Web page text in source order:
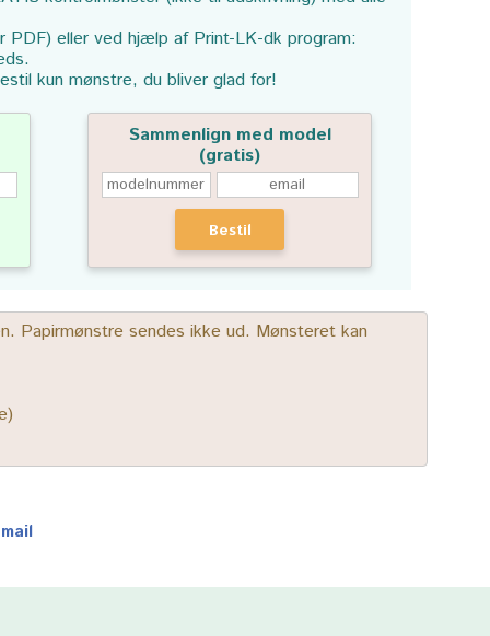
eller ved hjælp af Print-LK-dk program:
kun mønstre, du bliver glad for!
Sammenlign med model
(gratis)
Bestil
Papirmønstre sendes ikke ud. Mønsteret kan